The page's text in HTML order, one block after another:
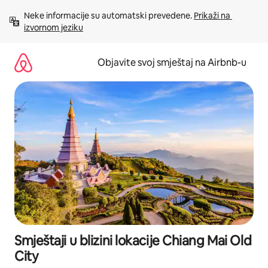
sadržaj
Neke informacije su automatski prevedene. Prikaži na
izvornom jeziku
Objavite svoj smještaj na Airbnb-u
Smještaji u blizini lokacije Chiang Mai Old
City